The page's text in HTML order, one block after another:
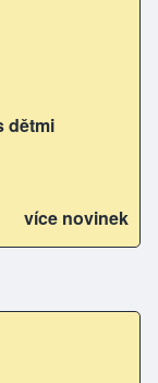
dětmi
více novinek